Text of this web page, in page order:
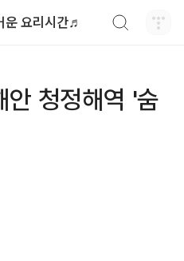
요리시간♬
안 청정해역 '숨